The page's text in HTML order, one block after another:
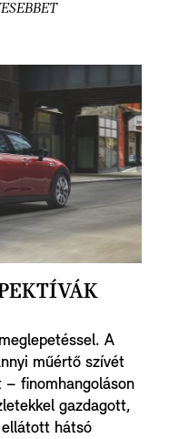
A
műértő szívét
finomhangoláson
gazdagott,
hátsó